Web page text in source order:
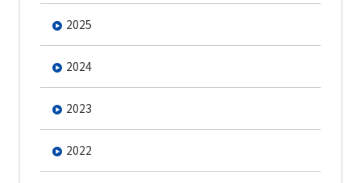
2025
2024
2023
2022